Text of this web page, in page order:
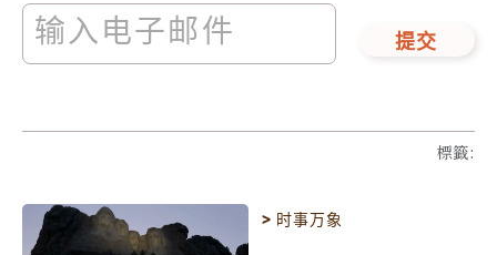
提交
標籤:
> 时事万象